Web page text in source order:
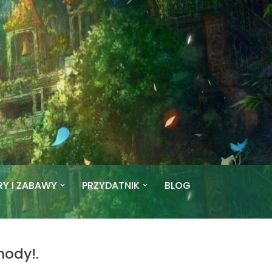
I ZABAWY PRZYDATNIK BLOG